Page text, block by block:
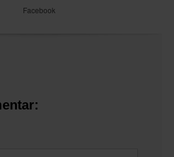
Facebook